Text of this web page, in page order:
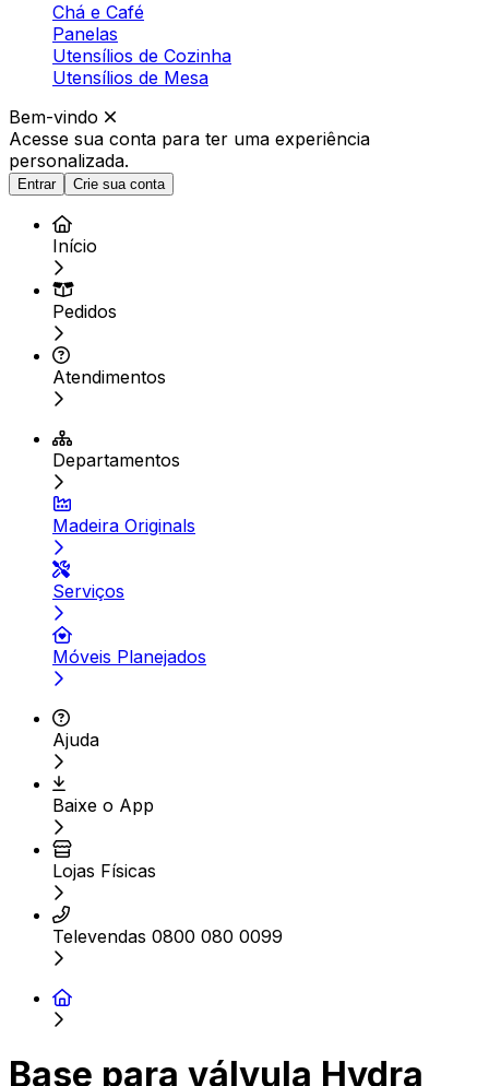
Chá e Café
Panelas
Utensílios de Cozinha
Utensílios de Mesa
Bem-vindo
Acesse sua conta para ter uma experiência
personalizada.
Entrar Crie sua conta
Início
Pedidos
Atendimentos
Departamentos
Madeira Originals
Serviços
Móveis Planejados
Ajuda
Baixe o App
Lojas Físicas
Televendas 0800 080 0099
Base para válvula Hydra